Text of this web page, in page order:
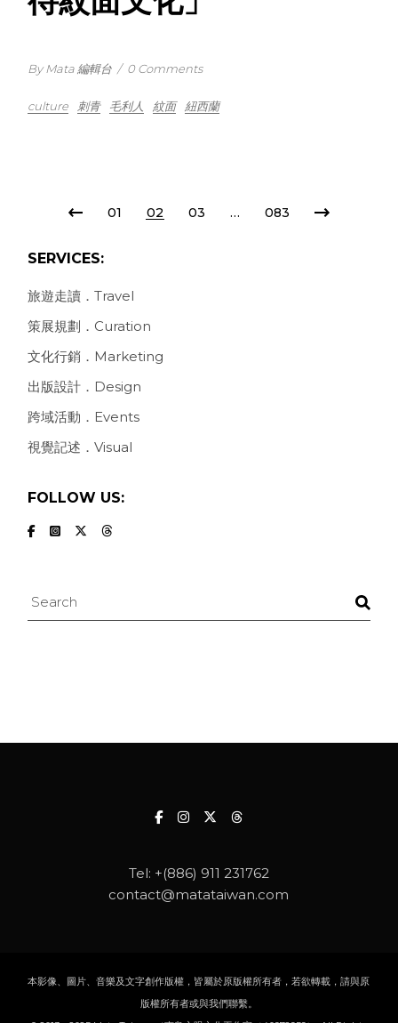
By Mata 編輯台 / 0 Comments
culture 刺青 毛利人 紋面 紐西蘭
POSTS
PAGINATION
01 02 03 … 083
SERVICES:
旅遊走讀．Travel
策展規劃．Curation
文化行銷．Marketing
出版設計．Design
跨域活動．Events
視覺記述．Visual
FOLLOW US:
Search
Tel: +(886) 911 231762
contact@matataiwan.com
本影像、圖片、音樂及文字創作版權，皆屬於原版權所有者，若欲轉載，請與原
版權所有者或與我們聯繫。